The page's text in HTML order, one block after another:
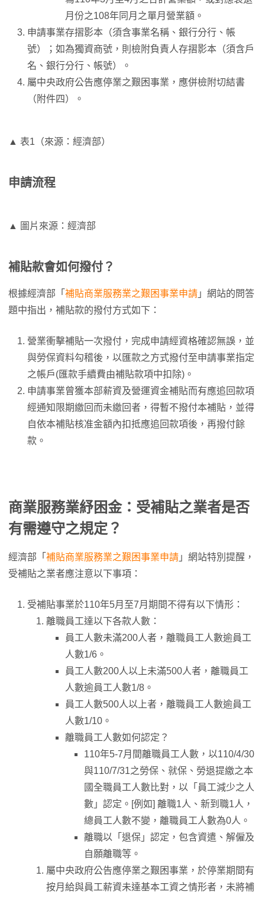
月份之108年同月之單月營業額。
申請事業存摺影本（須含事業名稱、銀行分行、帳
號）；如為獨資商號，則檢附負責人存摺影本（須含戶
名、銀行分行、帳號）。
屬中央政府公告應停業之艱困事業，應併檢附切結書
（附件四）。
▲ 表1（來源：經濟部）
申請流程
▲ 圖片來源：經濟部
補貼款會如何撥付？
根據經濟部「 補貼商業服務業之艱困事業申請 」網站的問答
題中指出，補貼款的撥付方式如下：
營業衝擊補貼一次撥付，完成申請經資格確認無誤，並
與勞保資料勾稽後，以匯款之方式撥付至申請事業指定
之帳戶(匯款手續費由補貼款項中扣除)。
申請事業曾獲本部薪資及營運資金補貼而有應追回款項
經通知限期繳回而未繳回者，得暫不撥付本補貼，並得
自依本補貼核准金額內扣抵應追回款項後，再撥付餘
款。
商業服務業紓困金：受補貼之業者是否
有需遵守之規定？
經濟部「 補貼商業服務業之艱困事業申請 」網站特別提醒，
受補貼之業者應注意以下事項：
受補貼事業於110年5月至7月期間不得有以下情形：
離職員工達以下各款人數：
員工人數未滿200人者，離職員工人數逾員工
人數1/6。
員工人數200人以上未滿500人者，離職員工
人數逾員工人數1/8。
員工人數500人以上者，離職員工人數逾員工
人數1/10。
離職員工人數如何認定？
110年5-7月間離職員工人數，以110/4/30
與110/7/31之勞保、就保、勞退提繳之本
國全職員工人數比對，以「員工減少之人
數」認定。[例如] 離職1人、新到職1人，
總員工人數不變，離職員工人數為0人。
離職以「退保」認定，包含資遣、解僱及
自願離職等。
屬中央政府公告應停業之艱困事業，於停業期間有
按月給與員工薪資未達基本工資之情形者，未將補